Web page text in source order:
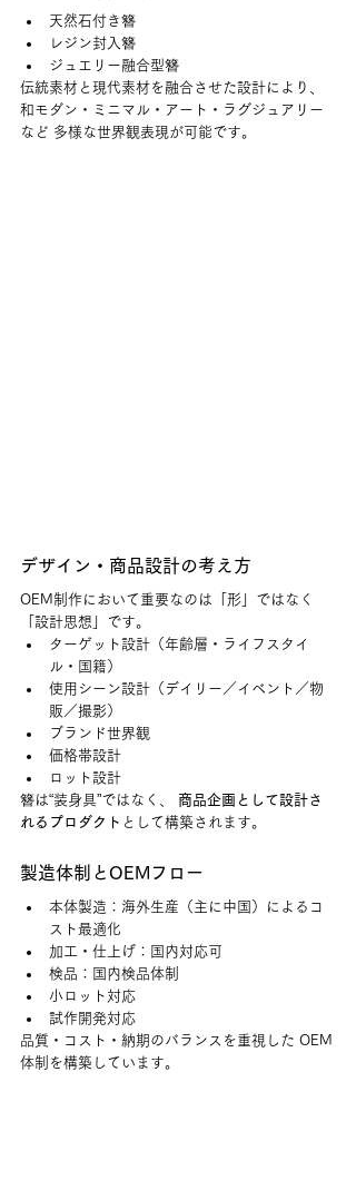
天然石付き簪
レジン封入簪
ジュエリー融合型簪
伝統素材と現代素材を融合させた設計により、
和モダン・ミニマル・アート・ラグジュアリー
など 多様な世界観表現が可能です。
デザイン・商品設計の考え方
OEM制作において重要なのは「形」ではなく
「設計思想」です。
ターゲット設計（年齢層・ライフスタイ
ル・国籍）
使用シーン設計（デイリー／イベント／物
販／撮影）
ブランド世界観
価格帯設計
ロット設計
簪は“装身具”ではなく、
商品企画として設計さ
れるプロダクト として構築されます。
製造体制とOEMフロー
本体製造：海外生産（主に中国）によるコ
スト最適化
加工・仕上げ：国内対応可
検品：国内検品体制
小ロット対応
試作開発対応
品質・コスト・納期のバランスを重視した OEM
体制を構築しています。